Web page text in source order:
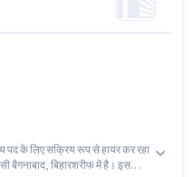
पद के लिए सक्रिय रूप से हायर कर रहा
बैगनाबाद, बिहारशरीफ में है। इस